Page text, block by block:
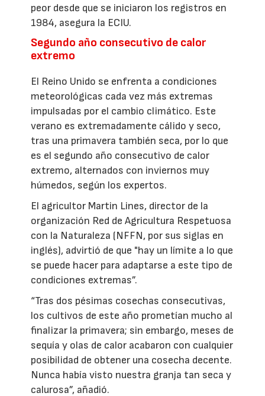
peor desde que se iniciaron los registros en
1984, asegura la ECIU.
Segundo año consecutivo de calor
extremo
El Reino Unido se enfrenta a condiciones
meteorológicas cada vez más extremas
impulsadas por el cambio climático. Este
verano es extremadamente cálido y seco,
tras una primavera también seca, por lo que
es el segundo año consecutivo de calor
extremo, alternados con inviernos muy
húmedos, según los expertos.
El agricultor Martin Lines, director de la
organización Red de Agricultura Respetuosa
con la Naturaleza (NFFN, por sus siglas en
inglés), advirtió de que "hay un límite a lo que
se puede hacer para adaptarse a este tipo de
condiciones extremas”.
“Tras dos pésimas cosechas consecutivas,
los cultivos de este año prometían mucho al
finalizar la primavera; sin embargo, meses de
sequía y olas de calor acabaron con cualquier
posibilidad de obtener una cosecha decente.
Nunca había visto nuestra granja tan seca y
calurosa”, añadió.